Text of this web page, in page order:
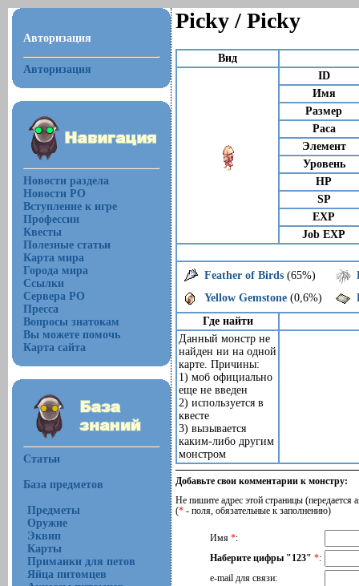
Авторизация
Авторизация
Новости раздела
Новости РО
Вступление к игре
Профессии
Квесты
Полезные статьи
Карта мира
Города мира
Ссылки
Сервера РО
Пресса
Вопросы знатокам
Вы можете помочь
Карта сайта
Статьи
База предметов
Предметы
Оружие
Эквип
Карты
Приманки для петов
Яйца питомцев
Picky / Picky
Вид
ID
Имя
Размер
Раса
Элемент
Уровень
HP
SP
EXP
Job EXP
Feather of Birds (65%)
Yellow Gemstone (0,6%)
Где найти
Данный монстр не
найден ни на одной
карте. Причины:
1) моб официально
еще не введен
2) используется в
квесте
3) вызывается
каким-либо другим
монстром
Добавьте свои комментарии к монстру:
Не пишите адрес этой страницы
(* - поля, обязательные к заполнению)
Имя*:
Наберите цифры "123" *:
e-mail для связи: